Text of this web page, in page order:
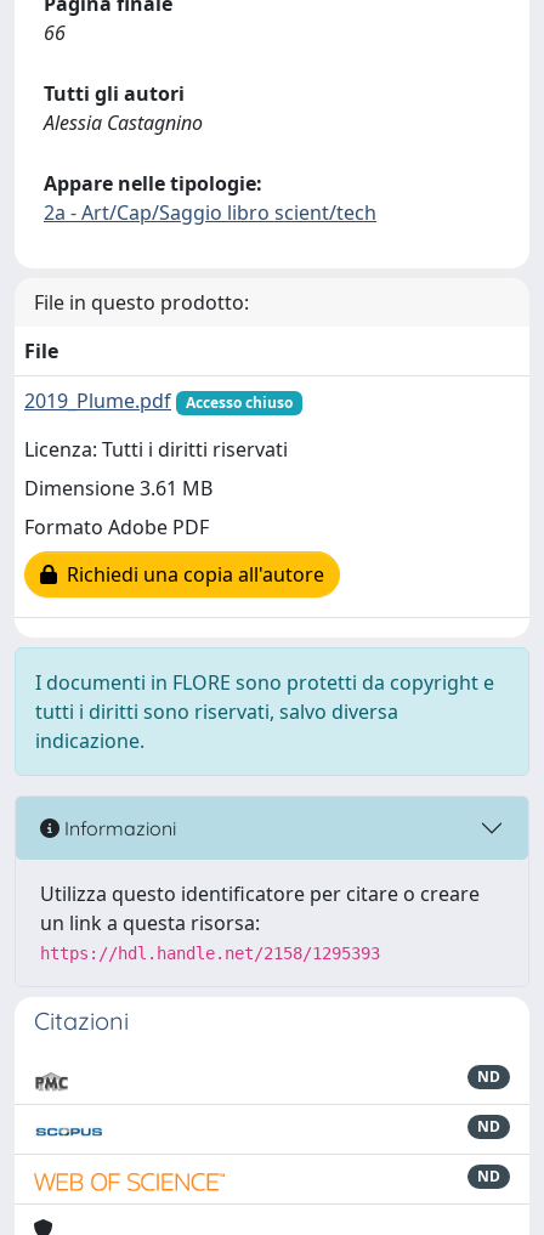
66
Tutti gli autori
Alessia Castagnino
Appare nelle tipologie:
2a - Art/Cap/Saggio libro scient/tech
File in questo prodotto:
File
2019_Plume.pdf
Accesso chiuso
Licenza: Tutti i diritti riservati
Dimensione 3.61 MB
Formato Adobe PDF
Richiedi una copia all'autore
I documenti in FLORE sono protetti da copyright e
tutti i diritti sono riservati, salvo diversa
indicazione.
Informazioni
Utilizza questo identificatore per citare o creare
un link a questa risorsa:
https://hdl.handle.net/2158/1295393
Citazioni
ND
ND
ND